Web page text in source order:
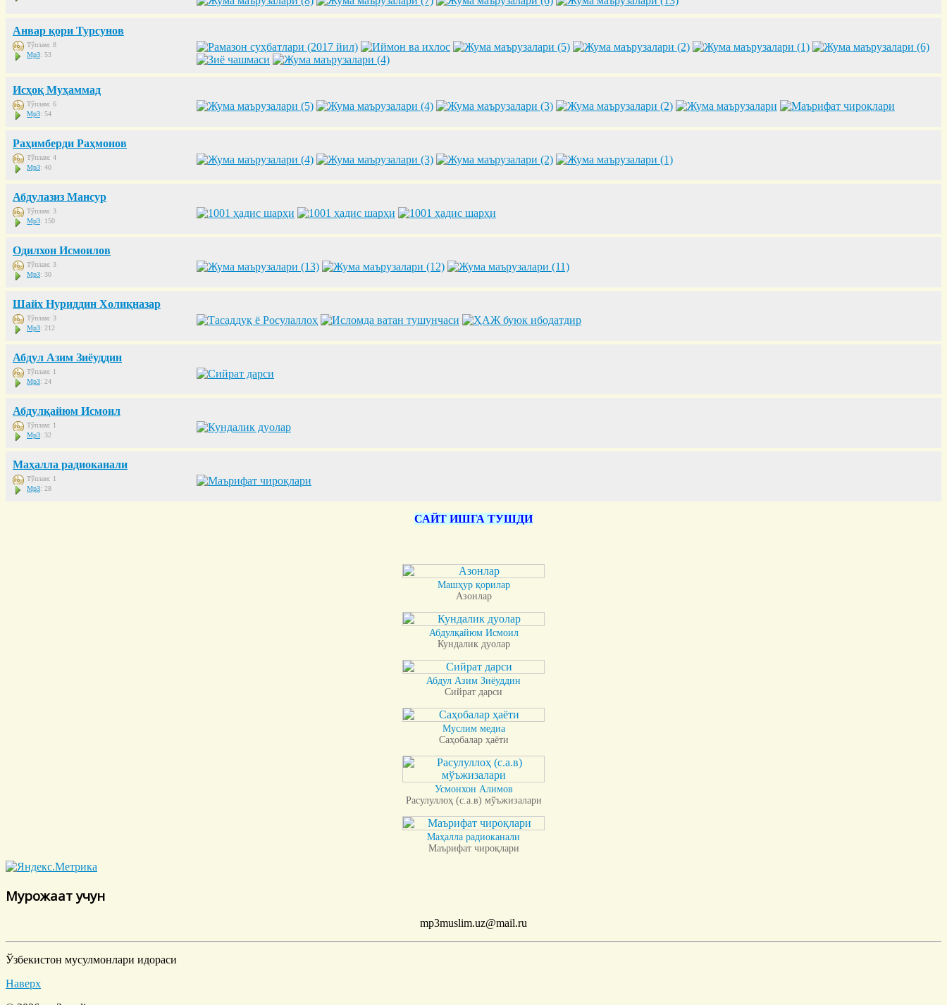
Анвар қори Турсунов
Тўплам: 8
Mp3: 53
Исҳоқ Муҳаммад
Тўплам: 6
Mp3: 54
Раҳимберди Раҳмонов
Тўплам: 4
Mp3: 40
Абдулазиз Мансур
Тўплам: 3
Mp3: 150
Одилхон Исмоилов
Тўплам: 3
Mp3: 30
Шайх Нуриддин Холиқназар
Тўплам: 3
Mp3: 212
Абдул Азим Зиёуддин
Тўплам: 1
Mp3: 24
Абдулқайюм Исмоил
Тўплам: 1
Mp3: 32
Маҳалла радиоканали
Тўплам: 1
Mp3: 28
САЙТ ИШГА ТУШДИ
Машҳур қорилар
Азонлар
Абдулқайюм Исмоил
Кундалик дуолар
Абдул Азим Зиёуддин
Сийрат дарси
Муслим медиа
Саҳобалар ҳаёти
Усмонхон Алимов
Расулуллоҳ (с.а.в) мўъжизалари
Маҳалла радиоканали
Маърифат чироқлари
Мурожаат учун
mp3muslim.uz@mail.ru
Ўзбекистон мусулмонлари идораси
Наверх